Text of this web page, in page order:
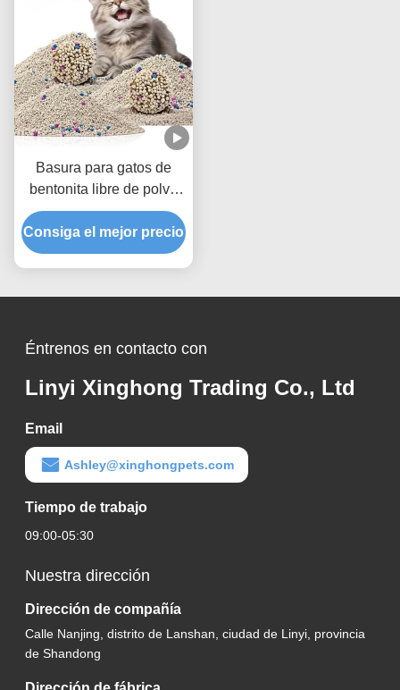
Basura para gatos de
bentonita libre de polvo
con aglomeraciones
fuertes y mejor
eliminación de olores
Consiga el mejor precio
Éntrenos en contacto con
Linyi Xinghong Trading Co., Ltd
Email
Ashley@xinghongpets.com
Tiempo de trabajo
09:00-05:30
Nuestra dirección
Dirección de compañía
Calle Nanjing, distrito de Lanshan, ciudad de Linyi, provincia
de Shandong